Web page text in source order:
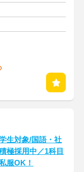
生対象/国語・社
極採用中／1科目
服OK！